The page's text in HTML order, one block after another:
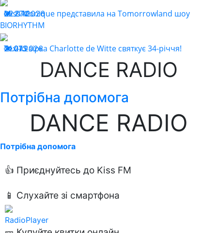
22.07.2026
274
Miss Monique представила на Tomorrowland шоу
BIORHYTHM
21.07.2026
213
Техно-зірка Charlotte de Witte святкує 34-річчя!
DANCE RADIO
Потрібна допомога
DANCE RADIO
Потрібна допомога
👍 Приєднуйтесь до Kiss FM
📱 Слухайте зі смартфона
RadioPlayer